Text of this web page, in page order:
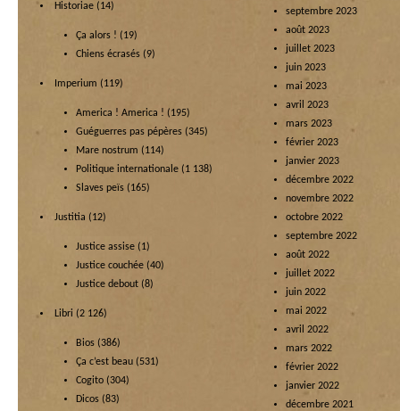
Historiae (14)
Ça alors ! (19)
Chiens écrasés (9)
Imperium (119)
America ! America ! (195)
Guéguerres pas pépères (345)
Mare nostrum (114)
Politique internationale (1 138)
Slaves peïs (165)
Justitia (12)
Justice assise (1)
Justice couchée (40)
Justice debout (8)
Libri (2 126)
Bios (386)
Ça c’est beau (531)
Cogito (304)
Dicos (83)
septembre 2023
août 2023
juillet 2023
juin 2023
mai 2023
avril 2023
mars 2023
février 2023
janvier 2023
décembre 2022
novembre 2022
octobre 2022
septembre 2022
août 2022
juillet 2022
juin 2022
mai 2022
avril 2022
mars 2022
février 2022
janvier 2022
décembre 2021